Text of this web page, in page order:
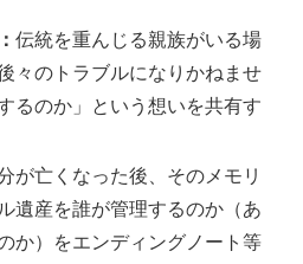
伝統を重んじる親族がいる場
々のトラブルになりかねませ
るのか」という想いを共有す
が亡くなった後、そのメモリ
遺産を誰が管理するのか（あ
か）をエンディングノート等